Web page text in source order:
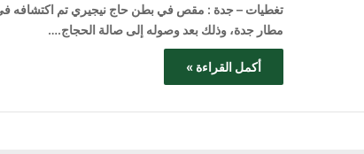
تغطيات – جدة : مقص في بطن حاج نيجيري تم اكتشافه
مطار جدة، وذلك بعد وصوله إلى صالة الحجاج.…
أكمل القراءة »